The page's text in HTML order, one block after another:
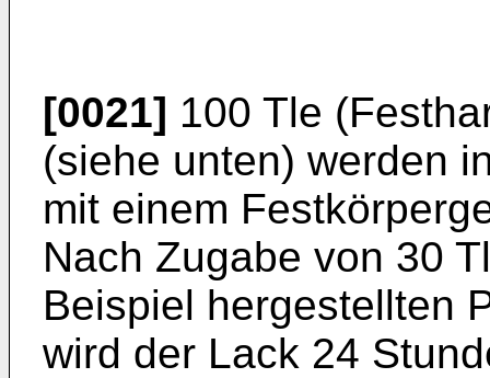
[0021] 100 Tle
(siehe unten) werden
mit einem
Nach Zugabe von 30
Beispiel hergestellten
wird der Lack 24